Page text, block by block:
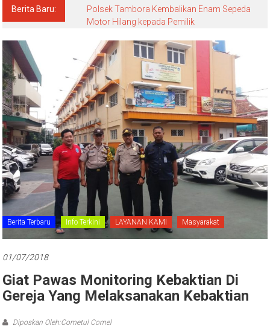
Berita Baru:
Polsek Tambora Kembalikan Enam Sepeda
Motor Hilang kepada Pemilik
Berita Terbaru Info Terkini LAYANAN KAMI Masyarakat
01/07/2018
Giat Pawas Monitoring Kebaktian Di
Gereja Yang Melaksanakan Kebaktian
Diposkan Oleh:Cometul Comel